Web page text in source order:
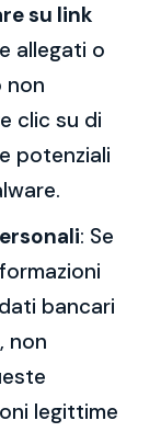
su link
allegati o
non
clic su di
potenziali
: Se
bancari
non
legittime